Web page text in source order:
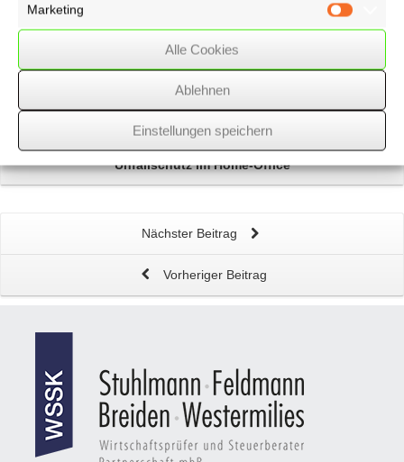
Marketing
Alle Cookies
Ablehnen
Einstellungen speichern
Referentenentwurf zumFamilienentlastungsgesetz
Maßnahmen gegen Vermeidung
vonGrunderwerbsteuerbeschlossen
Unfallschutz imHome-Office
Nächster Beitrag
Vorheriger Beitrag